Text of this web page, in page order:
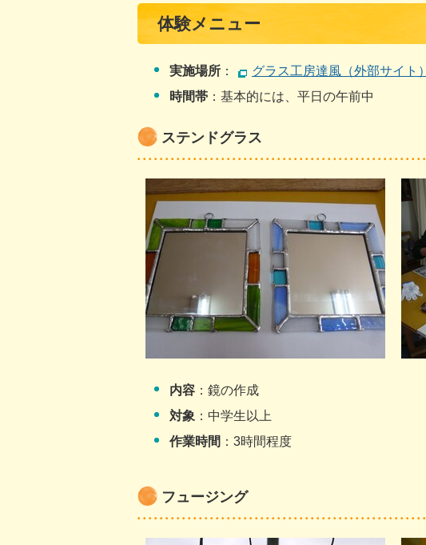
体験メニュー
実施場所 ： グラス工房達風（外部サイト）
時間帯 ：基本的には、平日の午前中
ステンドグラス
内容 ：鏡の作成
対象 ：中学生以上
作業時間 ：3時間程度
フュージング